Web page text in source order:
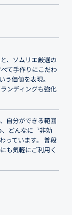
、ソムリエ厳選の
て手作りにこだわ
う価値を表現。
ンディングも強化
自分ができる範囲
どんなに〝非効
っています。 普段
も気軽にご利用く